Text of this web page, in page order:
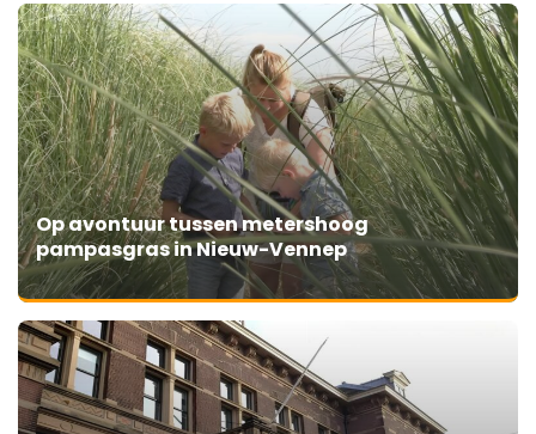
Op avontuur tussen metershoog
pampasgras in Nieuw-Vennep